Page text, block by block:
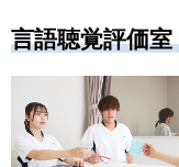
言語聴覚評価室